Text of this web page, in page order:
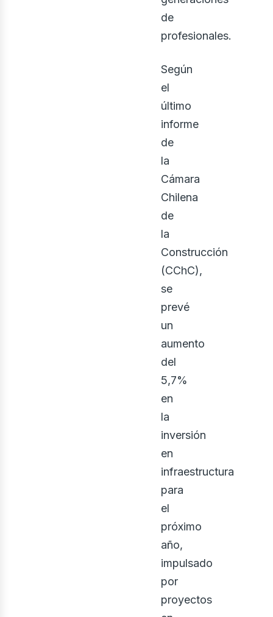
de
profesionales.
Según
el
último
informe
de
la
Cámara
Chilena
de
la
Construcción
(CChC),
se
prevé
un
aumento
del
5,7%
en
la
inversión
en
infraestructura
para
el
próximo
año,
impulsado
por
proyectos